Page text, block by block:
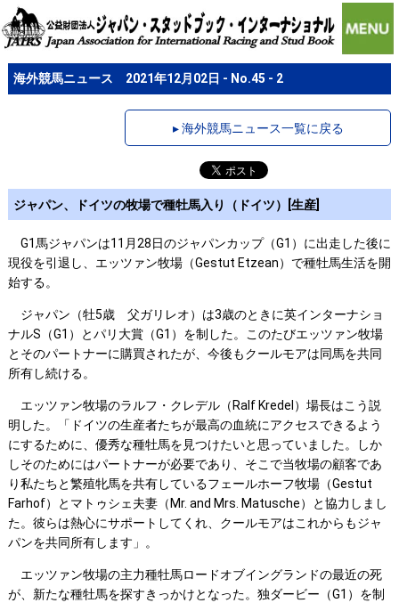
海外競馬ニュース 2021年12月02日 - No.45 - 2
▸ 海外競馬ニュース一覧に戻る
ジャパン、ドイツの牧場で種牡馬入り（ドイツ）[生産]
G1馬ジャパンは11月28日のジャパンカップ（G1）に出走した後に
現役を引退し、エッツァン牧場（Gestut Etzean）で種牡馬生活を開
始する。
ジャパン（牡5歳 父ガリレオ）は3歳のときに英インターナショ
ナルS（G1）とパリ大賞（G1）を制した。このたびエッツァン牧場
とそのパートナーに購買されたが、今後もクールモアは同馬を共同
所有し続ける。
エッツァン牧場のラルフ・クレデル（Ralf Kredel）場長はこう説
明した。「ドイツの生産者たちが最高の血統にアクセスできるよう
にするために、優秀な種牡馬を見つけたいと思っていました。しか
しそのためにはパートナーが必要であり、そこで当牧場の顧客であ
り私たちと繁殖牝馬を共有しているフェールホーフ牧場（Gestut
Farhof）とマトゥシェ夫妻（Mr. and Mrs. Matusche）と協力しまし
た。彼らは熱心にサポートしてくれ、クールモアはこれからもジャ
パンを共同所有します」。
エッツァン牧場の主力種牡馬ロードオブイングランドの最近の死
が、新たな種牡馬を探すきっかけとなった。独ダービー（G1）を制